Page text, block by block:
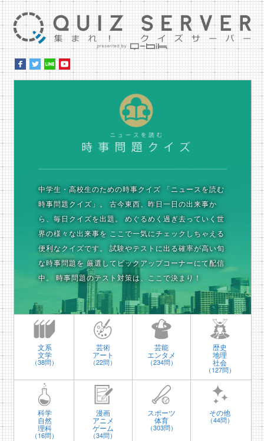
中学生・高校生のための時事クイズ 「ニュースを読む
時事問題クイズ」。
古今東西、昨日一日の出来事か
ら、毎日クイズを出題。
めぐるめく過ぎ去っていく世
界の様々な出来事を ここで一気にチェックしちゃえる
便利なクイズです。
試験やテストに出る確率が高い旬
な時事問題を 厳選してピックアップコーナーにて配信
中。
時事問題のテスト対策は、ここで決まり！
文系
文学
（38問）
芸術
アート
（22問）
芸能
エンタメ
（234問）
歴史
地理
社会
（127問）
科学
自然
理科
（16問）
漫画
アニメ
ゲーム
（34問）
スポーツ
体育
（303問）
その他
（44問）